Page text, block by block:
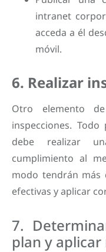
intranet
acceda a él
móvil.
6. Realizar
Otro elemento
inspecciones.
debe realizar
cumplimiento al
modo tendrán más
efectivas y aplicar
7.
plan y